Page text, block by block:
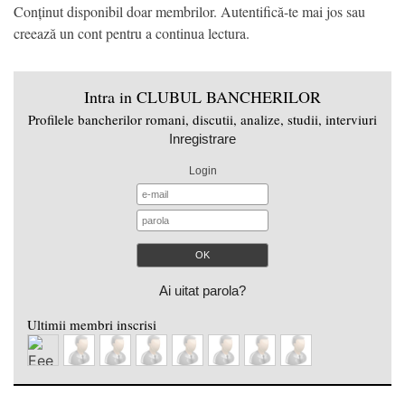
Conținut disponibil doar membrilor. Autentifică-te mai jos sau
creează un cont pentru a continua lectura.
Intra in CLUBUL BANCHERILOR
Profilele bancherilor romani, discutii, analize, studii, interviuri
Inregistrare
Login
Ai uitat parola?
Ultimii membri inscrisi